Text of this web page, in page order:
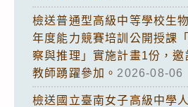
檢送普通型高級中等學校生
年度能力競賽培訓公開授課
察與推理」實施計畫1份，
教師踴躍參加。 2026-08-06
檢送國立臺南女子高級中學